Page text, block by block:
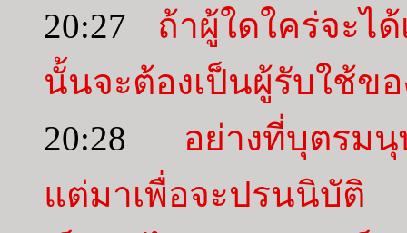
20:27 ถ้าผู้ใดใคร่จะไ
นั้นจะต้องเป็นผู้รับใช้ข
20:28 อย่างที่บุตรม
แต่มาเพื่อจะปรนนิบัติ